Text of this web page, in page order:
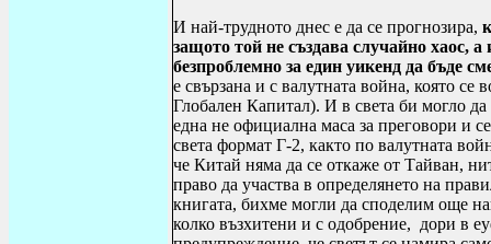
И най-трудното днес е да се прогнозира,
защото той не създава случайно хаос,
безпроблемно за един уикенд да бъде
е свързана и с валутната война, която
Глобален Капитал). И в света би могло
една не официална маса за преговори и
света формат Г-2, както по валутната
че Китай няма да се откаже от Тайван,
право да участва в определянето на
книгата, бихме могли да споделим още
колко възхитени и с одобрение, дори в